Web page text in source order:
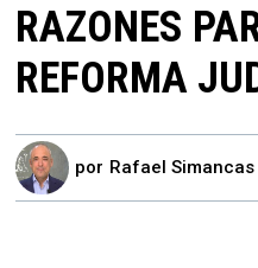
RAZONES
REFORMA
por Rafael Simancas